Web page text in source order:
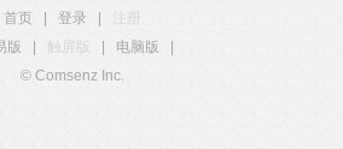
首页 登录
版
触屏版 电脑版
© Comsenz Inc.